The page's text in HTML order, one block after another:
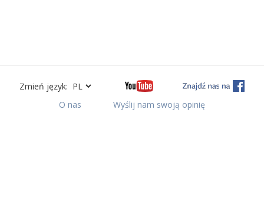
Zmień język:
O nas
Wyślij nam swoją opinię